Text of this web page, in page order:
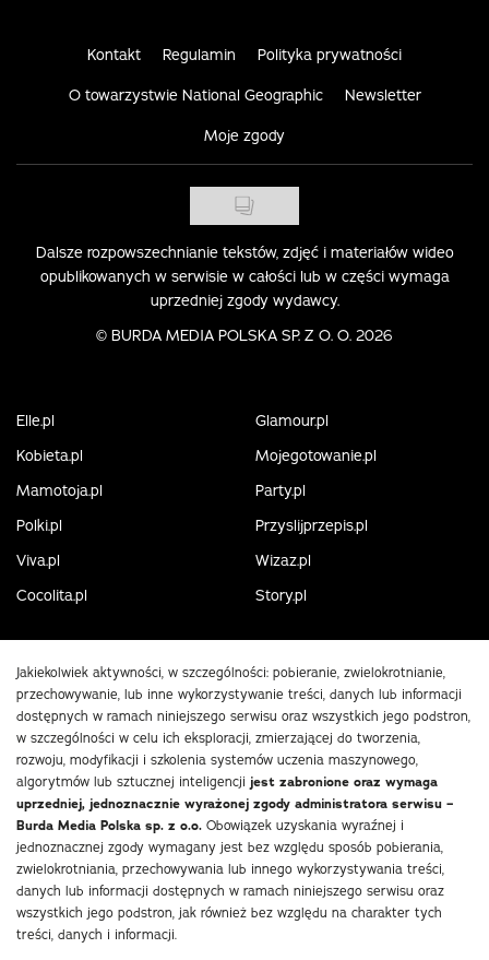
Kontakt Regulamin Polityka prywatności
O towarzystwie National Geographic Newsletter
Moje zgody
Dalsze rozpowszechnianie tekstów, zdjęć i materiałów wideo
opublikowanych w serwisie w całości lub w części wymaga
uprzedniej zgody wydawcy.
© BURDA MEDIA POLSKA SP. Z O. O. 2026
Elle.pl
Glamour.pl
Kobieta.pl
Mojegotowanie.pl
Mamotoja.pl
Party.pl
Polki.pl
Przyslijprzepis.pl
Viva.pl
Wizaz.pl
Cocolita.pl
Story.pl
Jakiekolwiek aktywności, w szczególności: pobieranie, zwielokrotnianie,
przechowywanie, lub inne wykorzystywanie treści, danych lub informacji
dostępnych w ramach niniejszego serwisu oraz wszystkich jego podstron,
w szczególności w celu ich eksploracji, zmierzającej do tworzenia,
rozwoju, modyfikacji i szkolenia systemów uczenia maszynowego,
algorytmów lub sztucznej inteligencji jest zabronione oraz wymaga
uprzedniej, jednoznacznie wyrażonej zgody administratora serwisu –
Burda Media Polska sp. z o.o. Obowiązek uzyskania wyraźnej i
jednoznacznej zgody wymagany jest bez względu sposób pobierania,
zwielokrotniania, przechowywania lub innego wykorzystywania treści,
danych lub informacji dostępnych w ramach niniejszego serwisu oraz
wszystkich jego podstron, jak również bez względu na charakter tych
treści, danych i informacji.